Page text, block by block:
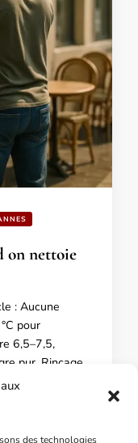
des technologies
on nettoie
: Aucune
pour
6,5–7,5,
pur. Rinçage
avant repli.
coupée,
…